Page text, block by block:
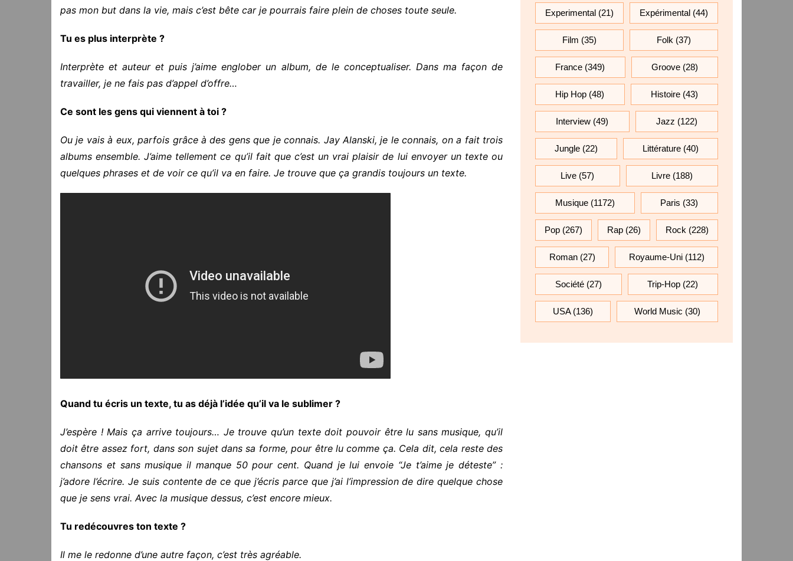
pas mon but dans la vie, mais c’est bête car je pourrais faire plein de choses toute seule.
Tu es plus interprète ?
Interprète et auteur et puis j’aime englober un album, de le conceptualiser. Dans ma façon de
travailler, je ne fais pas d’appel d’offre…
Ce sont les gens qui viennent à toi ?
Ou je vais à eux, parfois grâce à des gens que je connais. Jay Alanski, je le connais, on a fait trois
albums ensemble. J’aime tellement ce qu’il fait que c’est un vrai plaisir de lui envoyer un texte ou
quelques phrases et de voir ce qu’il va en faire. Je trouve que ça grandis toujours un texte.
Quand tu écris un texte, tu as déjà l’idée qu’il va le sublimer ?
J’espère ! Mais ça arrive toujours… Je trouve qu’un texte doit pouvoir être lu sans musique, qu’il
doit être assez fort, dans son sujet dans sa forme, pour être lu comme ça. Cela dit, cela reste des
chansons et sans musique il manque 50 pour cent. Quand je lui envoie “Je t’aime je déteste” :
j’adore l’écrire. Je suis contente de ce que j’écris parce que j’ai l’impression de dire quelque chose
que je sens vrai. Avec la musique dessus, c’est encore mieux.
Tu redécouvres ton texte ?
Il me le redonne d’une autre façon, c’est très agréable.
Experimental (21) Expérimental (44)
Film (35) Folk (37)
France (349) Groove(28)
Hip Hop (48) Histoire(43)
Interview (49) Jazz (122)
Jungle (22) Littérature (40)
Live (57) Livre(188)
Musique(1172) Paris (33)
Pop (267) Rap (26) Rock (228)
Roman(27) Royaume-Uni(112)
Société(27) Trip-Hop (22)
USA(136) World Music (30)